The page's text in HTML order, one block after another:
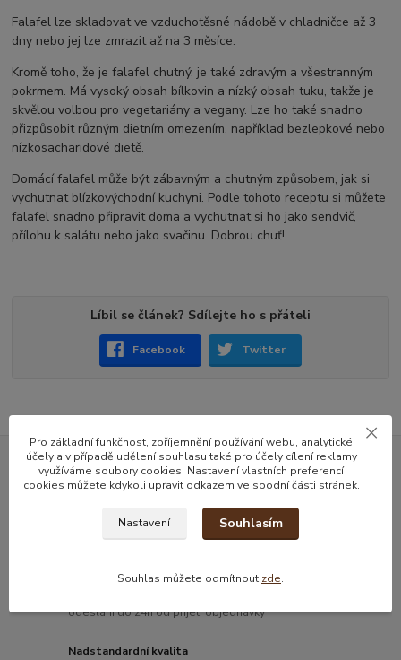
Falafel lze skladovat ve vzduchotěsné nádobě v chladničce až 3
dny nebo jej lze zmrazit až na 3 měsíce.
Kromě toho, že je falafel chutný, je také zdravým a všestranným
pokrmem. Má vysoký obsah bílkovin a nízký obsah tuku, takže je
skvělou volbou pro vegetariány a vegany. Lze ho také snadno
přizpůsobit různým dietním omezením, například bezlepkové nebo
nízkosacharidové dietě.
Domácí falafel může být zábavným a chutným způsobem, jak si
vychutnat blízkovýchodní kuchyni. Podle tohoto receptu si můžete
falafel snadno připravit doma a vychutnat si ho jako sendvič,
přílohu k salátu nebo jako svačinu. Dobrou chuť!
Líbil se článek? Sdílejte ho s přáteli
Facebook Twitter
Doprava za skvělé ceny od 79 kč
Poradíme s výběrem
odeslání do 24h od přijetí objednávky
Nadstandardní kvalita
Pro základní funkčnost, zpříjemnění používání webu, analytické
účely a v případě udělení souhlasu také pro účely cílení reklamy
využíváme soubory cookies. Nastavení vlastních preferencí
cookies můžete kdykoli upravit odkazem ve spodní části stránek.
Nastavení Souhlasím
Souhlas můžete odmítnout zde.